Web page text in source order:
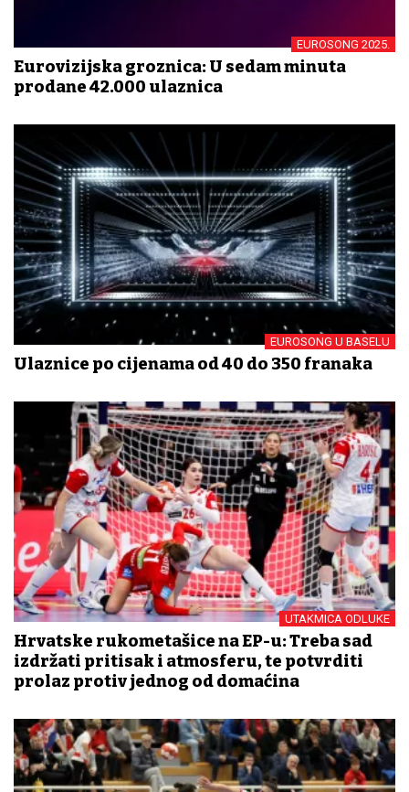
EUROSONG 2025.
Eurovizijska groznica: U sedam minuta
prodane 42.000 ulaznica
EUROSONG U BASELU
Ulaznice po cijenama od 40 do 350 franaka
UTAKMICA ODLUKE
Hrvatske rukometašice na EP-u: Treba sad
izdržati pritisak i atmosferu, te potvrditi
prolaz protiv jednog od domaćina